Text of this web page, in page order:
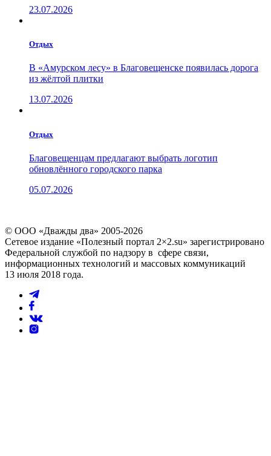
23.07.2026
Отдых
В «Амурском лесу» в Благовещенске появилась дорога
из жёлтой плитки
13.07.2026
Отдых
Благовещенцам предлагают выбрать логотип
обновлённого городского парка
05.07.2026
© ООО «Дважды два» 2005-2026
Сетевое издание «Полезный портал 2×2.su» зарегистрировано
Федеральной службой по надзору в сфере связи,
информационных технологий и массовых коммуникаций
13 июля 2018 года.